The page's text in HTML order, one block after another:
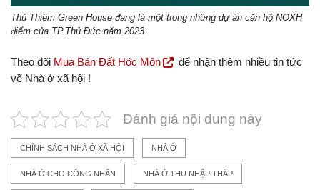
Thủ Thiêm Green House đang là một trong những dự án căn hộ NOXH
điểm của TP.Thủ Đức năm 2023
Theo dõi Mua Bán Đất Hóc Môn
để nhận thêm nhiều tin tức
về Nhà ở xã hội !
Đánh giá nội dung này
CHÍNH SÁCH NHÀ Ở XÃ HỘI NHÀ Ở
NHÀ Ở CHO CÔNG NHÂN NHÀ Ở THU NHẬP THẤP